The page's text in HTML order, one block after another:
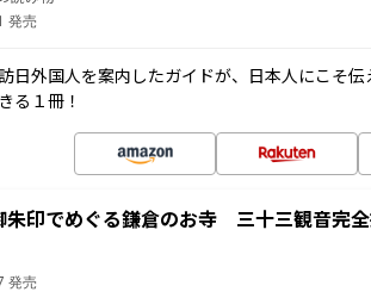
発売
日外国人を案内したガイドが、日本人にこそ
る１冊！
印でめぐる鎌倉のお寺 三十三観音完
発売